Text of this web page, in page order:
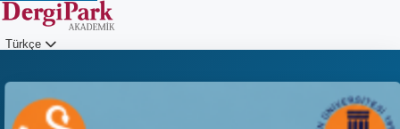
Türkçe